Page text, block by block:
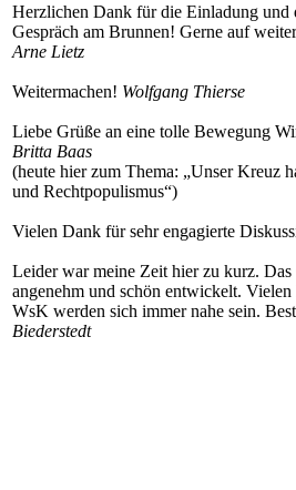
Herzlichen Dank für die Einladung und
Gespräch am Brunnen! Gerne auf
Arne Lietz
Weitermachen! Wolfgang Thierse
Liebe Grüße an eine tolle Bewegung
Britta Baas
(heute hier zum Thema: „Unser Kreuz
und Rechtpopulismus“)
Vielen Dank für sehr engagierte
Leider war meine Zeit hier zu kurz. Das
angenehm und schön entwickelt.
WsK werden sich immer nahe sein.
Biederstedt